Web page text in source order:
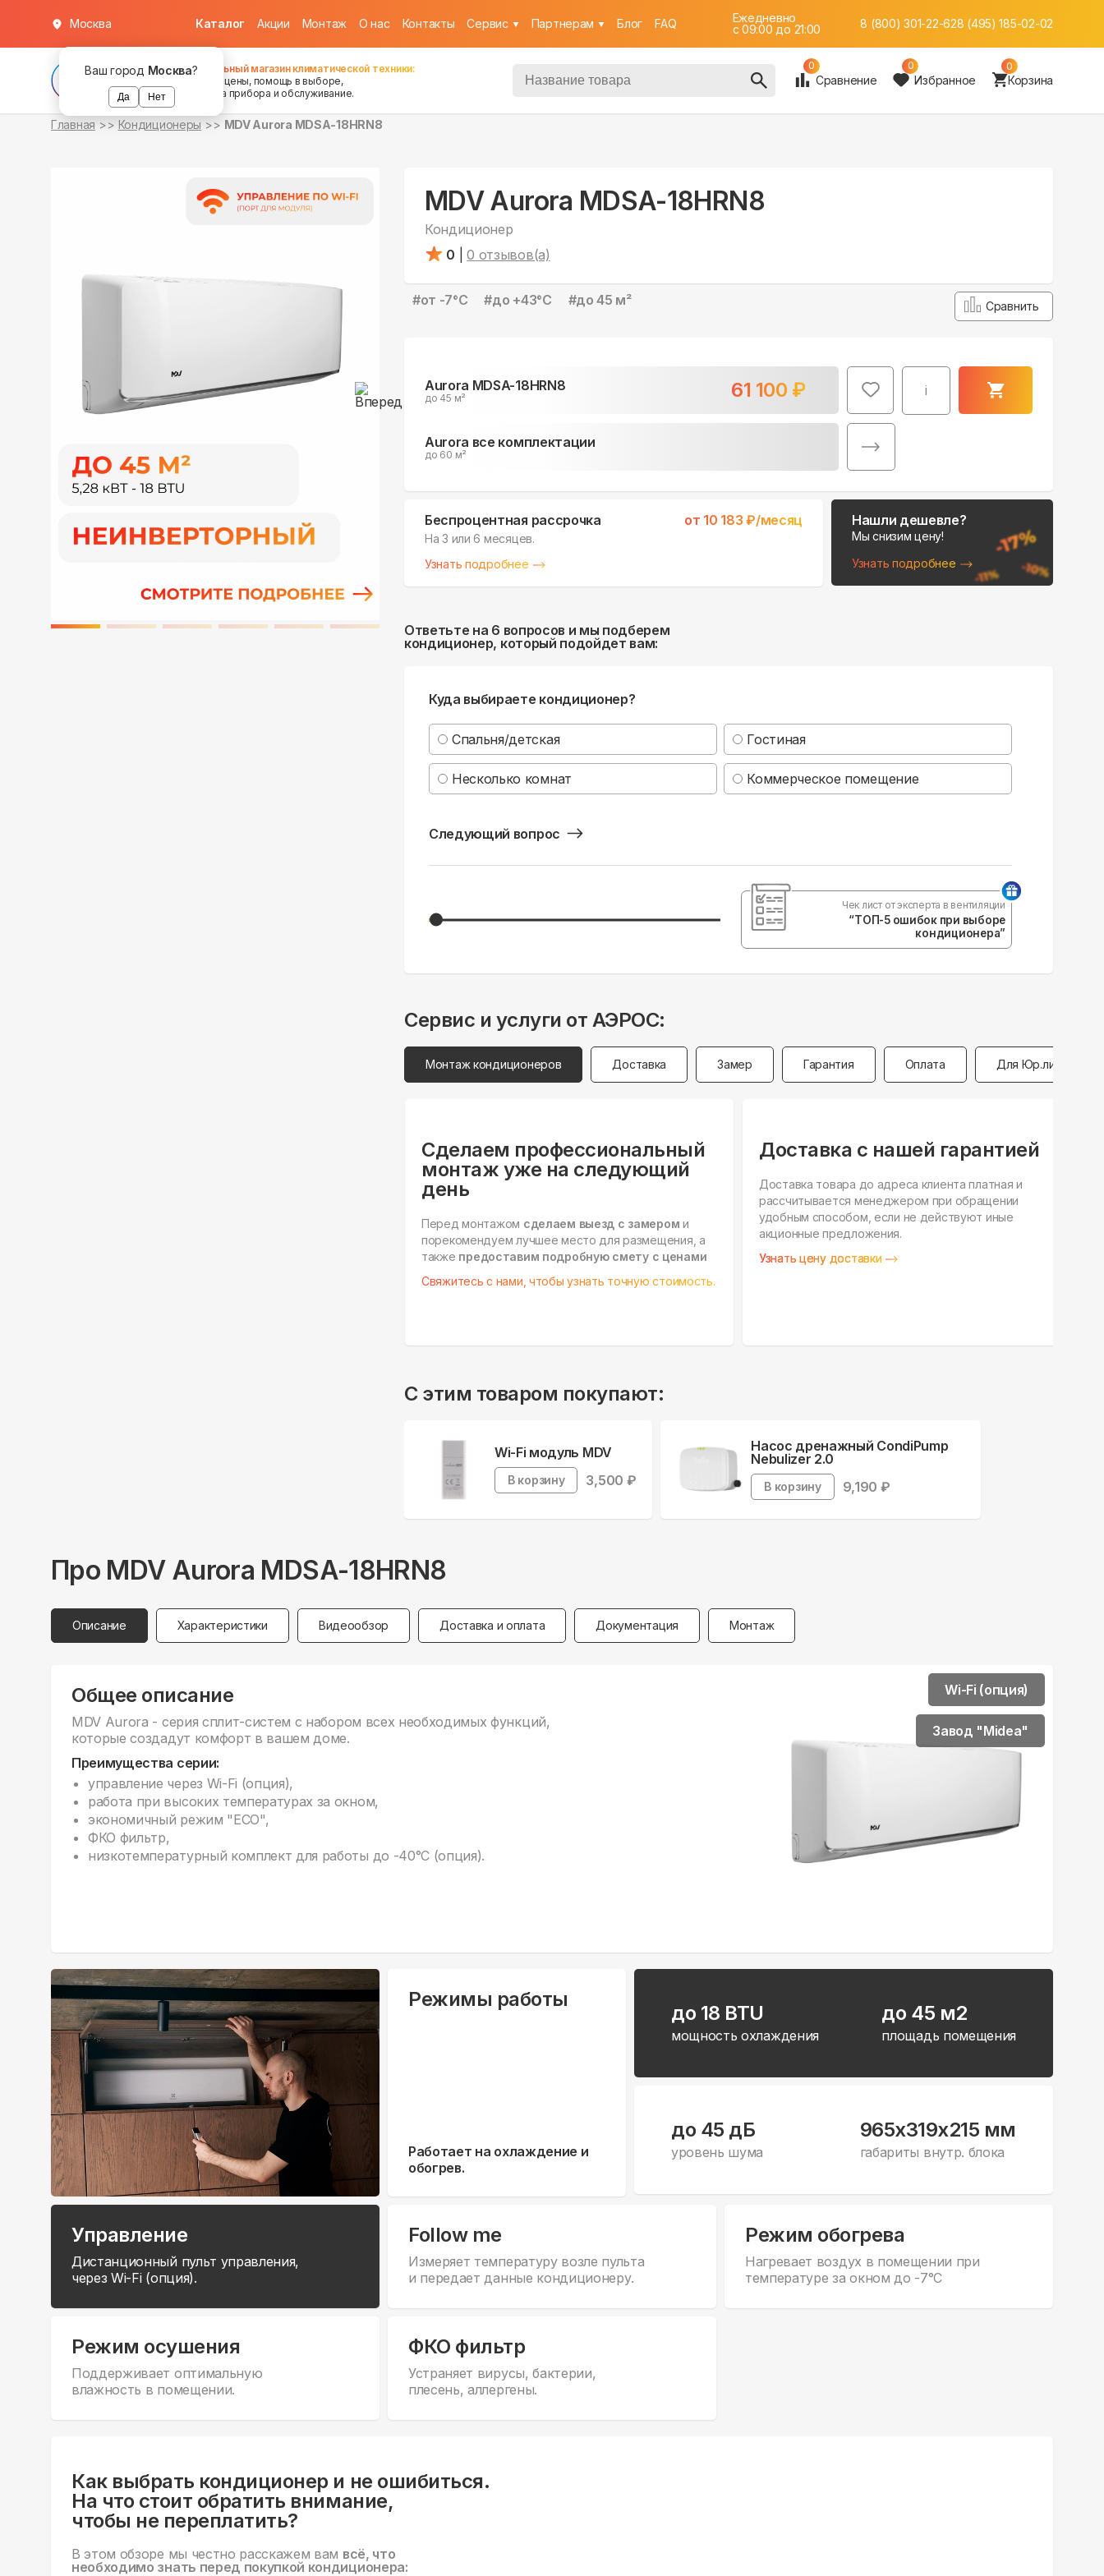
Ваш город Москва?
Да Нет
Москва Каталог Акции Монтаж О нас Контакты Cервис Партнерам Блог FAQ
Ежедневно
c 09:00 до 21:00
8 (800) 301-22-628 (495) 185-02-02
Федеральный магазин климатической техники:
хорошие цены, помощь в выборе,
установка прибора и обслуживание.
0
Сравнение
0
Избранное
0
Корзина
Главная Кондиционеры MDV Aurora MDSA-18HRN8
MDV Aurora MDSA-18HRN8
Кондиционер
0
0 отзывов(а)
#от -7°С #до +43°С #до 45 м² Сравнить
Aurora MDSA-18HRN8
до 45 м² 61 100 ₽ i
в наличии
Aurora все комплектации
до 60 м²
в наличии
Беспроцентная рассрочка от 10 183 ₽/месяц
На 3 или 6 месяцев.
Узнать подробнее
Нашли дешевле?
Мы снизим цену!
Узнать подробнее
Ответьте на 6 вопросов и мы подберем
кондиционер, который подойдет вам:
Куда выбираете кондиционер?
Спальня/детская Гостиная
Несколько комнат Коммерческое помещение
Следующий вопрос
Чек лист от эксперта в вентиляции
“ТОП-5 ошибок при выборе
кондиционера”
Сервис и услуги от АЭРОС:
Монтаж кондиционеров Доставка Замер Гарантия Оплата Для Юр.лиц
Сделаем профессиональный
монтаж уже на следующий
день
Перед монтажом сделаем выезд с замером и
порекомендуем лучшее место для размещения, а
также предоставим подробную смету с ценами
Свяжитесь с нами, чтобы узнать точную стоимость.
Доставка с нашей гарантией
Доставка товара до адреса клиента платная и
рассчитывается менеджером при обращении
удобным способом, если не действуют иные
акционные предложения.
Узнать цену доставки
С этим товаром покупают:
Wi-Fi модуль MDV
В корзину 3,500 ₽
Насос дренажный CondiPump
Nebulizer 2.0
В корзину 9,190 ₽
Про MDV Aurora MDSA-18HRN8
Описание Характеристики Видеообзор Доставка и оплата Документация Монтаж
Общее описание
MDV Aurora - серия сплит-систем с набором всех необходимых функций,
которые создадут комфорт в вашем доме.
Преимущества серии:
управление через Wi-Fi (опция),
работа при высоких температурах за окном,
экономичный режим "ECO",
ФКО фильтр,
низкотемпературный комплект для работы до -40°С (опция).
Wi-Fi (опция)
Завод "Midea"
Режимы работы
Работает на охлаждение и
обогрев.
до 18 BTU
мощность охлаждения
до 45 м2
площадь помещения
до 45 дБ
уровень шума
965x319x215 мм
габариты внутр. блока
Управление
Дистанционный пульт управления,
через Wi-Fi (опция).
Follow me
Измеряет температуру возле пульта
и передает данные кондиционеру.
Режим обогрева
Нагревает воздух в помещении при
температуре за окном до -7°С
Режим осушения
Поддерживает оптимальную
влажность в помещении.
ФКО фильтр
Устраняет вирусы, бактерии,
плесень, аллергены.
Как выбрать кондиционер и не ошибиться.
На что стоит обратить внимание,
чтобы не переплатить?
В этом обзоре мы честно расскажем вам всё, что
необходимо знать перед покупкой кондиционера: